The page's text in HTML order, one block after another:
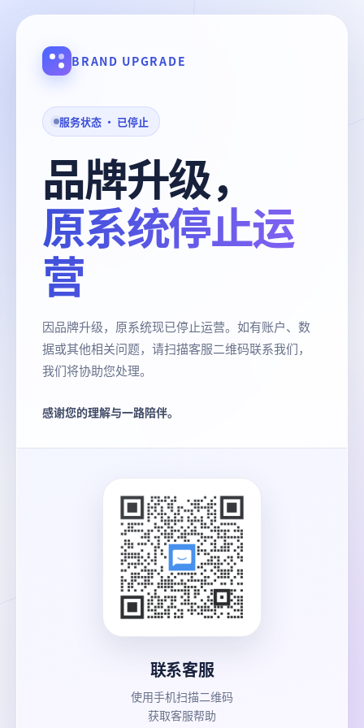
BRAND UPGRADE
服务状态 · 已停止
品牌升级，
原系统停止运
营
因品牌升级，原系统现已停止运营。如有账户、数
据或其他相关问题，请扫描客服二维码联系我们，
我们将协助您处理。
感谢您的理解与一路陪伴。
联系客服
使用手机扫描二维码
获取客服帮助